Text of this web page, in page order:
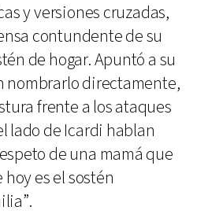
y versiones cruzadas,
contundente de su
de hogar. Apuntó a su
nombrarlo directamente,
frente a los ataques
lado de Icardi hablan
de una mamá que
es el sostén